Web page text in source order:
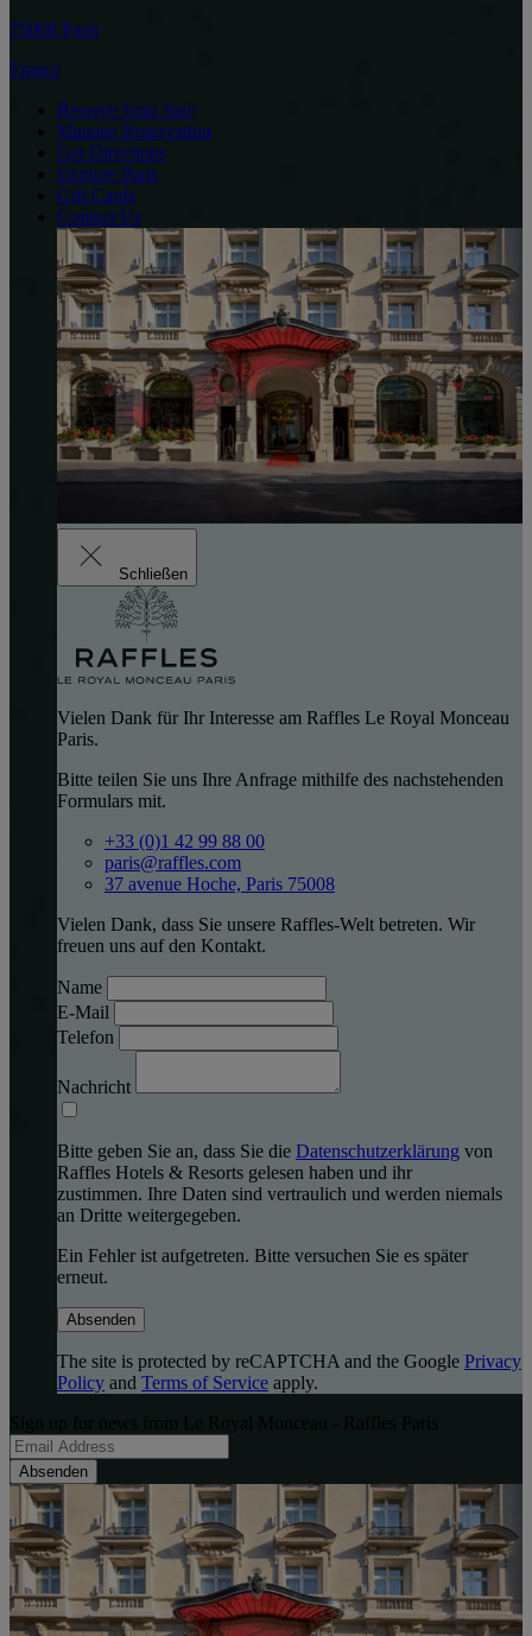
75008 Paris
France
Reserve Your Stay
Manage Reservation
Get Directions
Explore Paris
Gift Cards
Contact Us
Schließen
Vielen Dank für Ihr Interesse am Raffles Le Royal Monceau
Paris.
Bitte teilen Sie uns Ihre Anfrage mithilfe des nachstehenden
Formulars mit.
+33 (0)1 42 99 88 00
paris@raffles.com
37 avenue Hoche, Paris 75008
Vielen Dank, dass Sie unsere Raffles-Welt betreten. Wir
freuen uns auf den Kontakt.
Name
E-Mail
Telefon
Nachricht
Bitte geben Sie an, dass Sie die Datenschutzerklärung von
Raffles Hotels & Resorts gelesen haben und ihr
zustimmen. Ihre Daten sind vertraulich und werden niemals
an Dritte weitergegeben.
Ein Fehler ist aufgetreten. Bitte versuchen Sie es später
erneut.
Absenden
The site is protected by reCAPTCHA and the Google Privacy
Policy and Terms of Service apply.
Absenden